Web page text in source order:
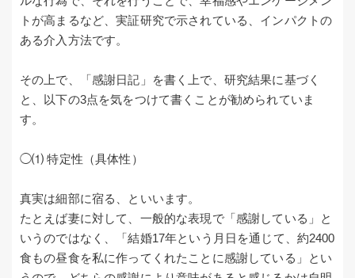
トが高まるなど、実証研究で示されている、インパクトの
ある介入方法です。
その上で、「感謝日記」を書く上で、研究結果に基づく
と、以下の3点を気をつけて書くことが勧められていま
す。
◯⑴ 特定性（具体性）
真実は細部に宿る、といいます。
たとえば妻に対して、一般的な表現で「感謝している」と
いうのではなく、「結婚17年という月日を通じて、約2400
食もの昼食を私に作ってくれたことに感謝している」とい